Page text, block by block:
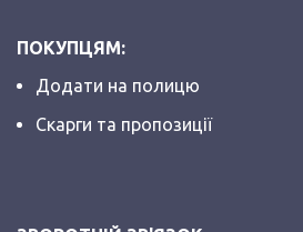
ПОКУПЦЯМ:
Додати на полицю
Скарги та пропозиції